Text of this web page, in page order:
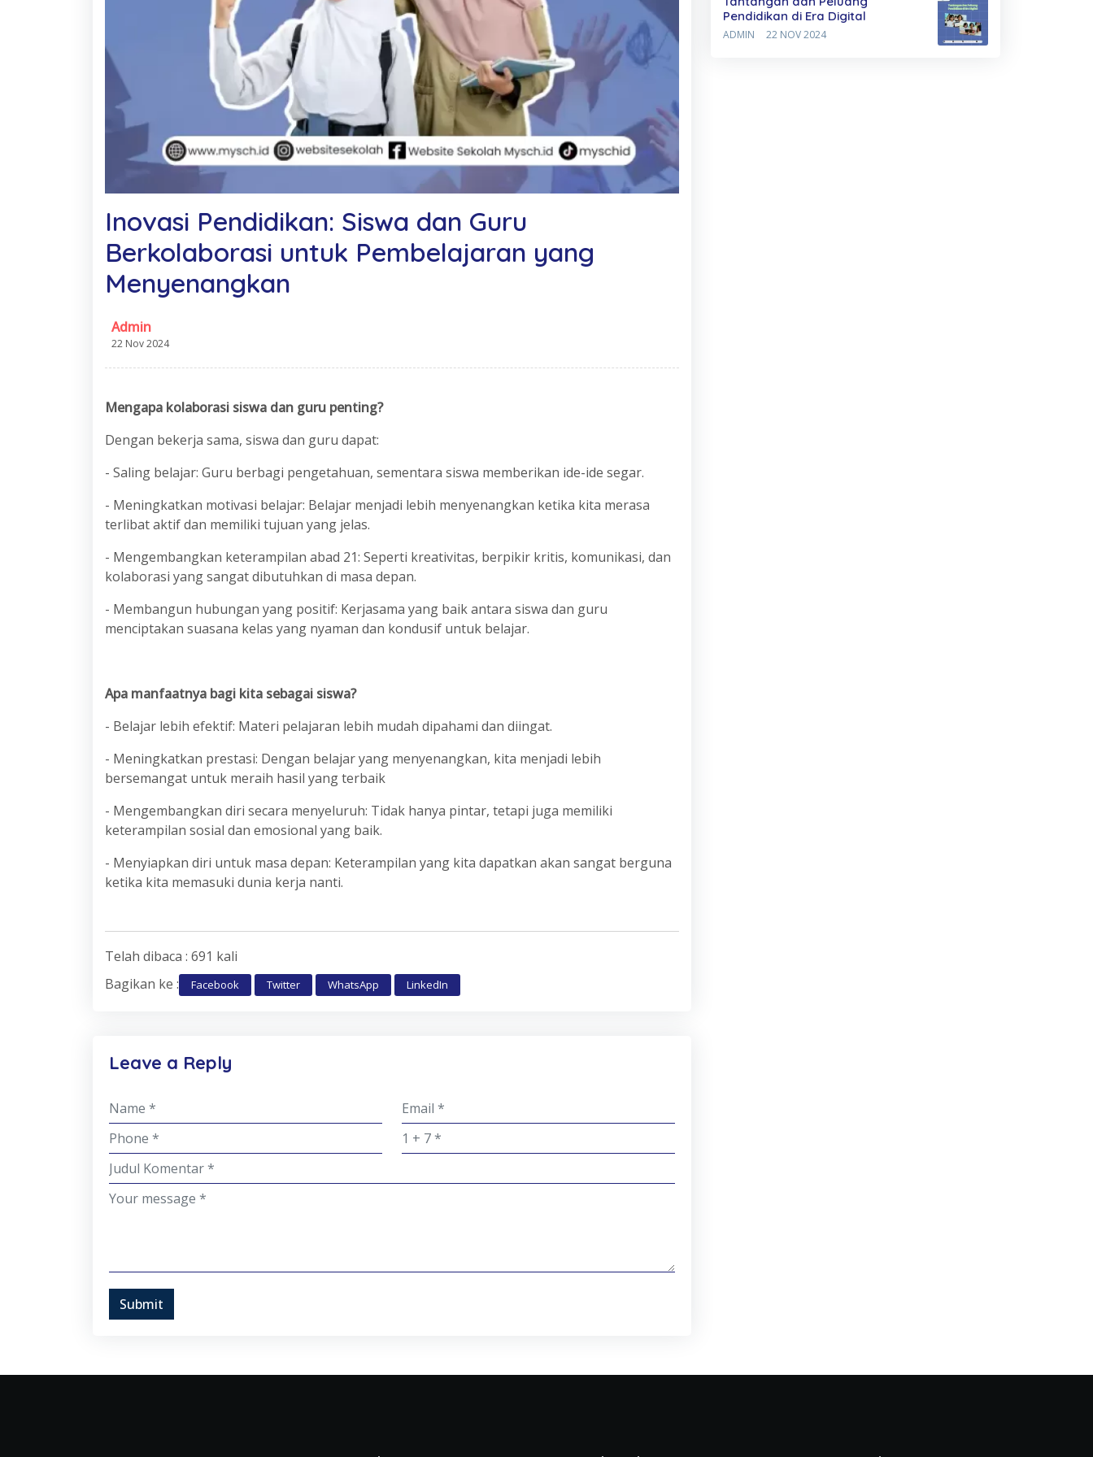
Inovasi Pendidikan: Siswa dan Guru
Berkolaborasi untuk Pembelajaran yang
Menyenangkan
Admin
22 Nov 2024
Mengapa kolaborasi siswa dan guru penting?
Dengan bekerja sama, siswa dan guru dapat:
- Saling belajar: Guru berbagi pengetahuan, sementara siswa memberikan ide-ide segar.
- Meningkatkan motivasi belajar: Belajar menjadi lebih menyenangkan ketika kita merasa
terlibat aktif dan memiliki tujuan yang jelas.
- Mengembangkan keterampilan abad 21: Seperti kreativitas, berpikir kritis, komunikasi, dan
kolaborasi yang sangat dibutuhkan di masa depan.
- Membangun hubungan yang positif: Kerjasama yang baik antara siswa dan guru
menciptakan suasana kelas yang nyaman dan kondusif untuk belajar.
Apa manfaatnya bagi kita sebagai siswa?
- Belajar lebih efektif: Materi pelajaran lebih mudah dipahami dan diingat.
- Meningkatkan prestasi: Dengan belajar yang menyenangkan, kita menjadi lebih
bersemangat untuk meraih hasil yang terbaik
- Mengembangkan diri secara menyeluruh: Tidak hanya pintar, tetapi juga memiliki
keterampilan sosial dan emosional yang baik.
- Menyiapkan diri untuk masa depan: Keterampilan yang kita dapatkan akan sangat berguna
ketika kita memasuki dunia kerja nanti.
Telah dibaca : 691 kali
Bagikan ke :
Facebook Twitter WhatsApp LinkedIn
Leave a Reply
Submit
Pendidikan di Era Digital
ADMIN 22 NOV 2024